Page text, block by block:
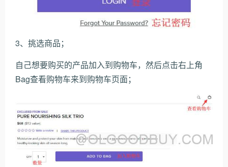
3、挑选商品；
自己想要购买的产品加入到购物车，然后点击右上角
Bag查看购物车来到购物车页面；